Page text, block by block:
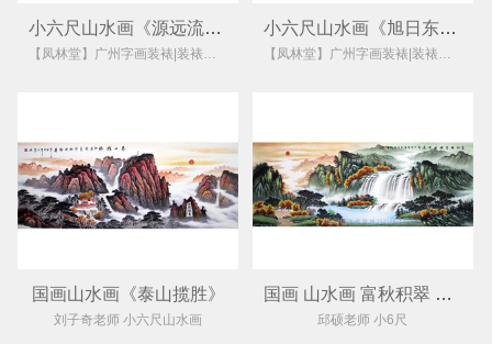
小六尺山水画《源远流长》 小六尺山水画《旭日东升》
国画山水画《泰山揽胜》
刘子奇老师 小六尺山水画
国画 山水画 富秋积翠 源远流水
邱硕老师 小6尺